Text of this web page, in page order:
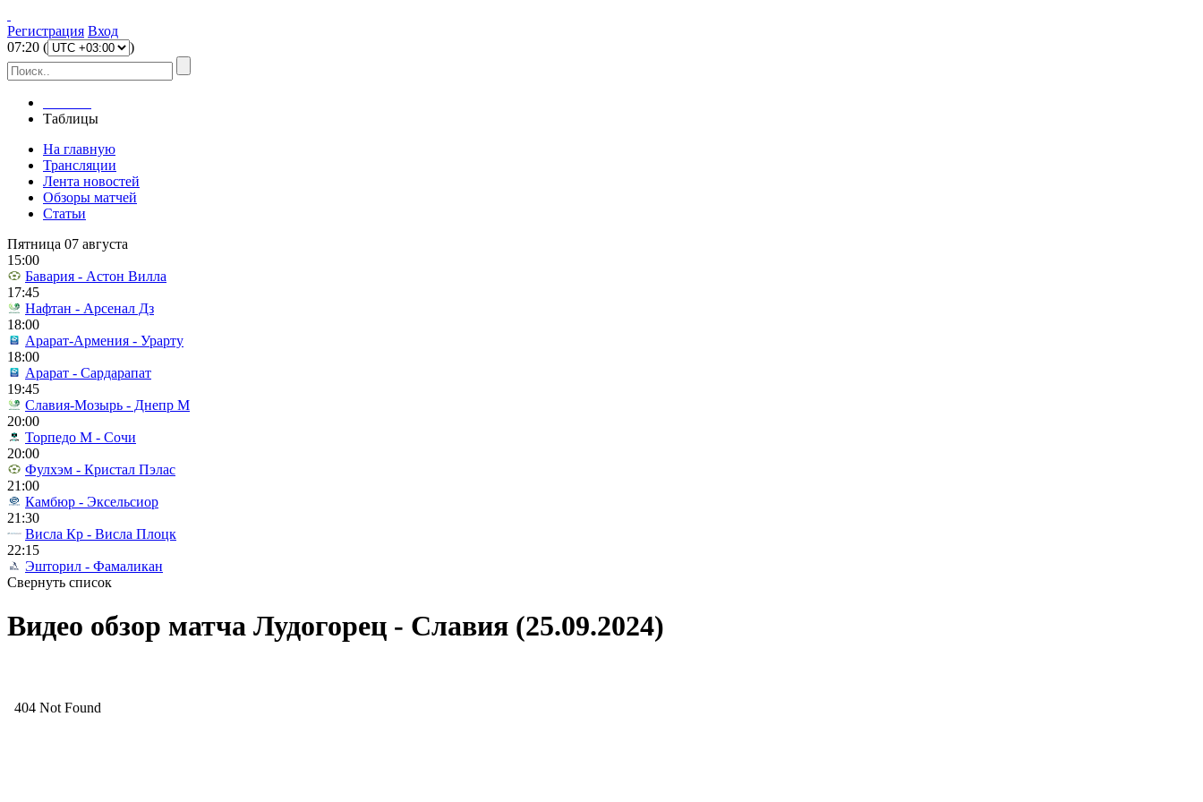
Регистрация Вход
07:20 ( )
Таблицы
На главную
Трансляции
Лента новостей
Обзоры матчей
Статьи
Пятница 07 августа
15:00
Бавария - Астон Вилла
17:45
Нафтан - Арсенал Дз
18:00
Арарат-Армения - Урарту
18:00
Арарат - Сардарапат
19:45
Славия-Мозырь - Днепр М
20:00
Торпедо М - Сочи
20:00
Фулхэм - Кристал Пэлас
21:00
Камбюр - Эксельсиор
21:30
Висла Кр - Висла Плоцк
22:15
Эшторил - Фамаликан
Свернуть список
Видео обзор матча Лудогорец - Славия (25.09.2024)